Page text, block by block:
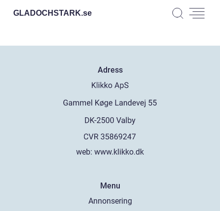
GLADOCHSTARK.se
Adress
web: www.klikko.dk
Menu
Annonsering